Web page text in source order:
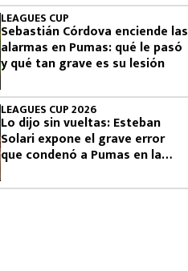
LEAGUES CUP
Sebastián Córdova enciende las
alarmas en Pumas: qué le pasó
y qué tan grave es su lesión
LEAGUES CUP 2026
Lo dijo sin vueltas: Esteban
Solari expone el grave error
que condenó a Pumas en la